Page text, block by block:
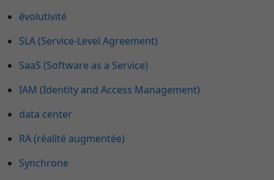
évolutivité
SLA (Service-Level Agreement)
SaaS (Software as a Service)
IAM (Identity and Access Management)
data center
RA (réalité augmentée)
Synchrone